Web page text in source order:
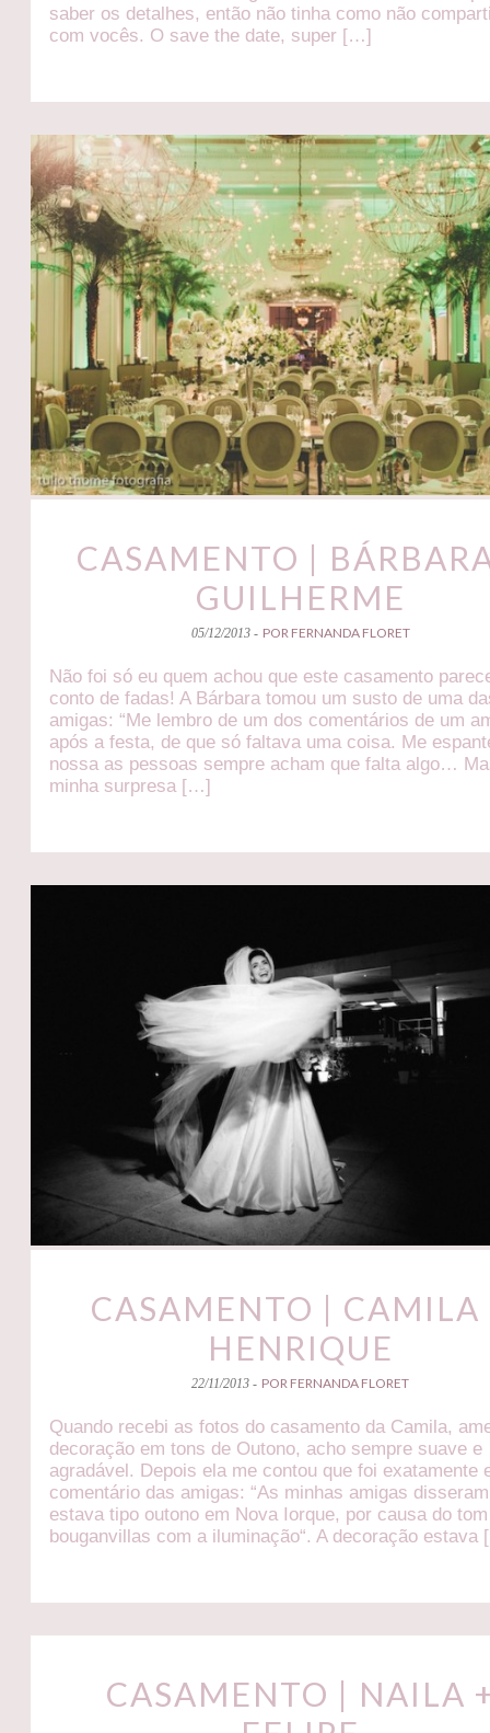
saber os detalhes, então não tinha como não
com vocês. O save the date, super […]
CASAMENTO |
GUILHERME
05/12/2013 - POR FERNANDA FLORET
Não foi só eu quem achou que este casamento
conto de fadas! A Bárbara tomou um susto de uma
amigas: “Me lembro de um dos comentários de um
após a festa, de que só faltava uma coisa. Me
nossa as pessoas sempre acham que falta algo…
minha surpresa […]
CASAMENTO | CAMILA
HENRIQUE
22/11/2013 - POR FERNANDA FLORET
Quando recebi as fotos do casamento da Camila,
decoração em tons de Outono, acho sempre suave e
agradável. Depois ela me contou que foi exatamente
comentário das amigas: “As minhas amigas
estava tipo outono em Nova Iorque, por causa do
bouganvillas com a iluminação“. A decoração
CASAMENTO | NAILA